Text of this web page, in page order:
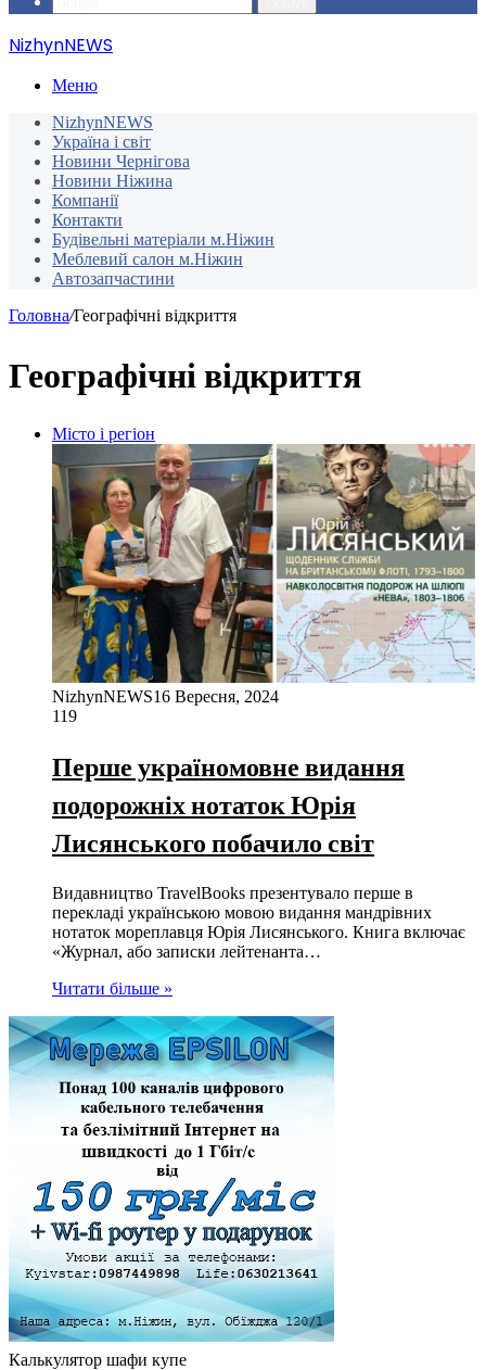
NizhynNEWS
Меню
NizhynNEWS
Україна і світ
Новини Чернігова
Новини Ніжина
Компанії
Контакти
Будівельні матеріали м.Ніжин
Меблевий салон м.Ніжин
Автозапчастини
Головна/Географічні відкриття
Географічні відкриття
Місто і регіон
NizhynNEWS16 Вересня, 2024
119
Перше україномовне видання
подорожніх нотаток Юрія
Лисянського побачило світ
Видавництво TravelBooks презентувало перше в
перекладі українською мовою видання мандрівних
нотаток мореплавця Юрія Лисянського. Книга включає
«Журнал, або записки лейтенанта…
Читати більше »
Калькулятор шафи купе